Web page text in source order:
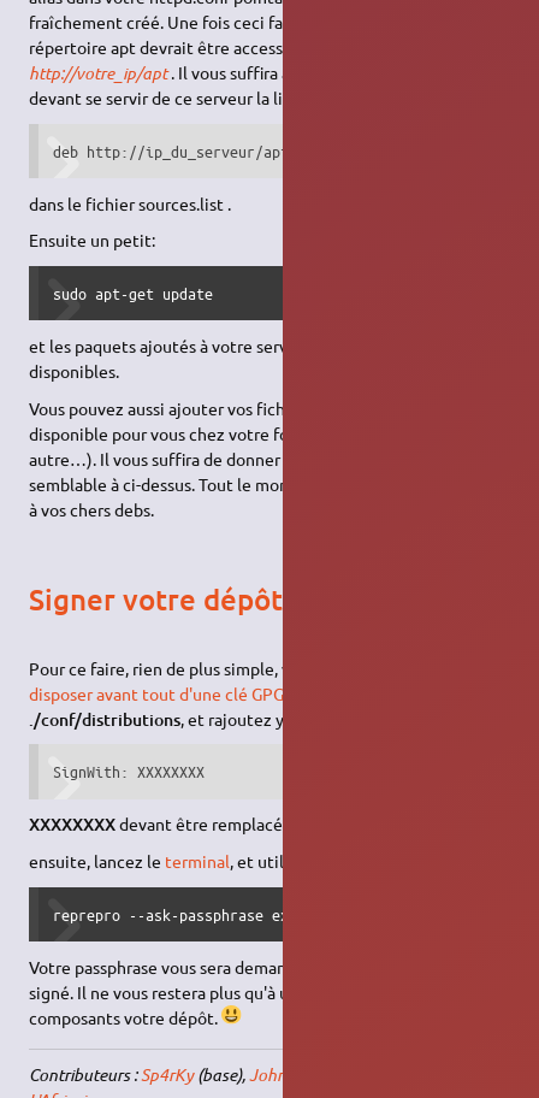
fraîchement créé. Une fois ceci fait et votre serveur lancé, le
répertoire apt devrait être accessible avec une adresse du type
http://votre_ip/apt . Il vous suffira alors d'ajouter à tous les pc
devant se servir de ce serveur la ligne :
deb http://ip_du_serveur/apt stable main contrib non-free
dans le fichier sources.list .
Ensuite un petit:
sudo apt-get update
et les paquets ajoutés à votre serveur personnel devraient être
disponibles.
Vous pouvez aussi ajouter vos fichiers sur un site web (le site
disponible pour vous chez votre fournisseur d'accès ou
autre…). Il vous suffira de donner la bonne
semblable à ci-dessus. Tout le monde pourrait alors avoir accès
à vos chers debs.
Signer votre dépôt
Pour ce faire, rien de plus simple, vous devez bien évidemment,
disposer avant tout d'une clé GPG
./conf/distributions , et rajoutez y ceci :
SignWith: XXXXXXXX
XXXXXXXXdevant être remplacé par la valeur de votre clé GPG
ensuite, lancez le terminal, et utilisez cette commande:
reprepro --ask-passphrase export
Votre passphrase vous sera demandée, puis votre dépôt sera
signé. Il ne vous restera plus qu'à uploader tous les dossiers
composants votre dépôt.
Contributeurs :Sp4rKy(base),Johndescs